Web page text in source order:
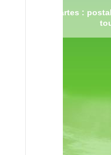
Cartes :